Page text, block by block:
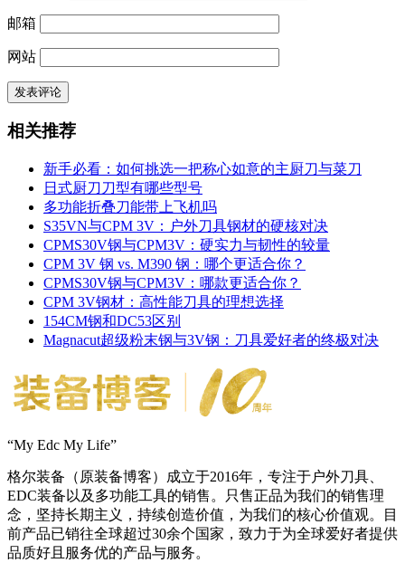
邮箱
网站
相关推荐
新手必看：如何挑选一把称心如意的主厨刀与菜刀
日式厨刀刀型有哪些型号
多功能折叠刀能带上飞机吗
S35VN与CPM 3V：户外刀具钢材的硬核对决
CPMS30V钢与CPM3V：硬实力与韧性的较量
CPM 3V 钢 vs. M390 钢：哪个更适合你？
CPMS30V钢与CPM3V：哪款更适合你？
CPM 3V钢材：高性能刀具的理想选择
154CM钢和DC53区别
Magnacut超级粉末钢与3V钢：刀具爱好者的终极对决
“My Edc My Life”
格尔装备（原装备博客）成立于2016年，专注于户外刀具、
EDC装备以及多功能工具的销售。只售正品为我们的销售理
念，坚持长期主义，持续创造价值，为我们的核心价值观。目
前产品已销往全球超过30余个国家，致力于为全球爱好者提供
品质好且服务优的产品与服务。